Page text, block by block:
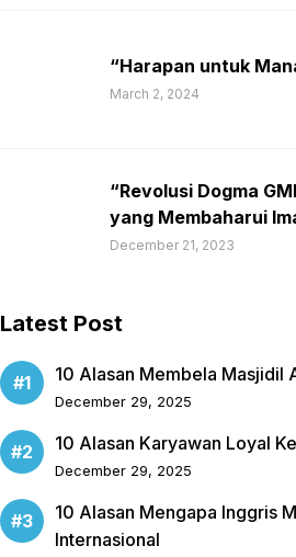
“Harapan untuk
March 2, 2024
“Revolusi Dogma
yang Membaharui
December 21, 2023
Latest Post
10 Alasan Membela Masjidil
December 29, 2025
10 Alasan Karyawan Loyal
December 29, 2025
10 Alasan Mengapa Inggris
Internasional